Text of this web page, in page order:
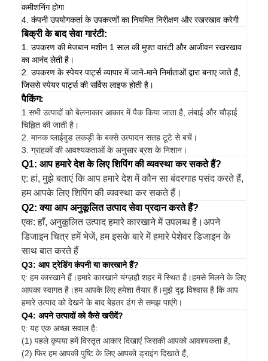
कमीशनिंग होगा
4. कंपनी उपयोगकर्ता के उपकरणों का नियमित निरीक्षण और रखरखाव करेगी
बिक्री के बाद सेवा गारंटी:
1. उपकरण की मेजबान मशीन 1 साल की मुफ्त वारंटी और आजीवन रखरखाव
का आनंद लेती है।
2. उपकरण के स्पेयर पार्ट्स व्यापार में जाने-माने निर्माताओं द्वारा बनाए जाते हैं,
जिससे स्पेयर पार्ट्स की सर्विस लाइफ होती है।
पैकिंग:
1.सभी उत्पादों को बेलनाकार आकार में पैक किया जाता है, लंबाई और चौड़ाई
चिह्नित की जाती है।
2. मानक प्लाईवुड लकड़ी के बक्से उत्पादन सतह टूटे से बचें।
3. ग्राहकों की आवश्यकताओं के अनुसार ब्रश के निशान।
Q1: आप हमारे देश के लिए शिपिंग की व्यवस्था कर सकते हैं?
ए: हां, मुझे बताएं कि आप हमारे देश में कौन सा बंदरगाह पसंद करते हैं,
हम आपके लिए शिपिंग की व्यवस्था कर सकते हैं।
Q2: क्या आप अनुकूलित उत्पाद सेवा प्रदान करते हैं?
एक: हाँ, अनुकूलित उत्पाद हमारे कारखाने में उपलब्ध है।अपने
डिजाइन चित्र हमें भेजें, हम इसके बारे में हमारे पेशेवर डिजाइन के
साथ बात करते हैं
Q3: आप ट्रेडिंग कंपनी या कारखाने हैं?
ए: हम कारखाने हैं।हमारे कारखाने यंग्ज़हौ शहर में स्थित है।हमसे मिलने के लिए
आपका स्वागत है।हम आपके लिए हमेशा तैयार हैं।मुझे दृढ़ विश्वास है कि आप
हमारे उत्पाद को देखने के बाद बेहतर ढंग से समझ पाएंगे।
Q4: अपने उत्पादों को कैसे खरीदें?
ए: यह एक अच्छा सवाल है:
(1) पहले कृपया हमें विस्तृत आकार दिखाएं जिसकी आपको आवश्यकता है,
(2) फिर हम आपकी पुष्टि के लिए आपको ड्राइंग दिखाते हैं,